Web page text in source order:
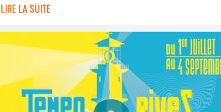
LIRE LA SUITE